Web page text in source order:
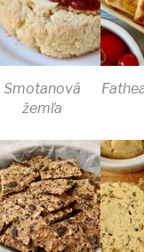
Smotanová
žemľa